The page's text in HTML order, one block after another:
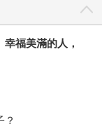
福美滿的人，
？